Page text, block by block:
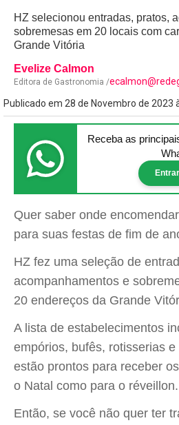
HZ selecionou entradas, pratos,
sobremesas em 20 locais com
Grande Vitória
Evelize Calmon
Editora de Gastronomia /
Publicado em 28 de Novembro de 2023
Receba as
Quer saber onde
para suas festas de fim de
HZ fez uma seleção de
acompanhamentos e
20 endereços da Grande
A lista de estabelecimentos
empórios, bufês, rotisserias
estão prontos para receber
o Natal como para o réveillon.
Então, se você não quer ter